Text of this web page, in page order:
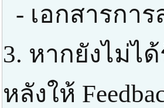
- เอกสารกา
3. หากยังไม่ไ
หลังให้